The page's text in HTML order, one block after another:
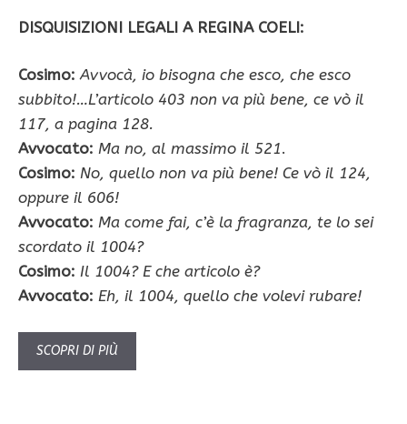
DISQUISIZIONI LEGALI A REGINA COELI:
Cosimo: Avvocà, io bisogna che esco, che esco
subbito!…L’articolo 403 non va più bene, ce vò il
117, a pagina 128.
Avvocato: Ma no, al massimo il 521.
Cosimo: No, quello non va più bene! Ce vò il 124,
oppure il 606!
Avvocato: Ma come fai, c’è la fragranza, te lo sei
scordato il 1004?
Cosimo: Il 1004? E che articolo è?
Avvocato: Eh, il 1004, quello che volevi rubare!
SCOPRI DI PIÙ